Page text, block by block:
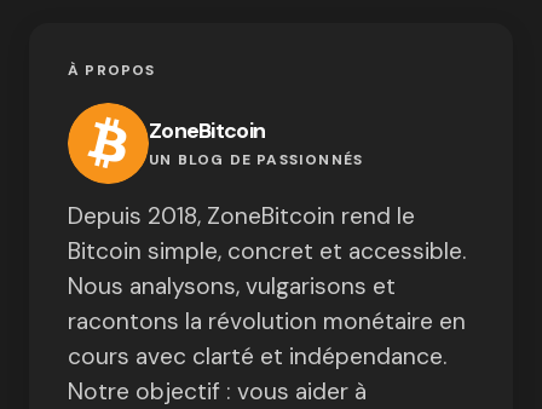
À PROPOS
ZoneBitcoin
UN BLOG DE PASSIONNÉS
Depuis 2018, ZoneBitcoin rend le
Bitcoin simple, concret et accessible.
Nous analysons, vulgarisons et
racontons la révolution monétaire en
cours avec clarté et indépendance.
Notre objectif : vous aider à